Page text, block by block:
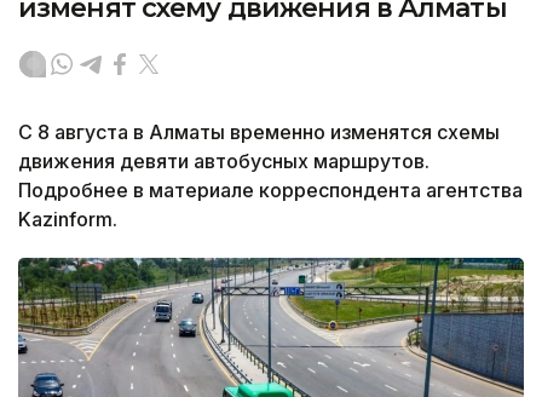
изменят схему движения в Алматы
С 8 августа в Алматы временно изменятся схемы
движения девяти автобусных маршрутов.
Подробнее в материале корреспондента агентства
Kazinform.